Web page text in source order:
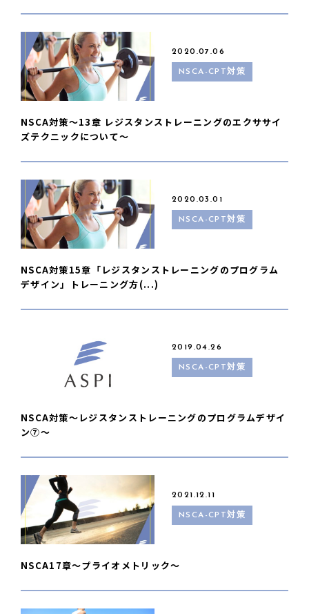
2020.07.06
NSCA-CPT対策
NSCA対策〜13章 レジスタンストレーニングのエクササイ
ズテクニックについて〜
2020.03.01
NSCA-CPT対策
NSCA対策15章「レジスタンストレーニングのプログラム
デザイン」トレーニング方(...)
2019.04.26
NSCA-CPT対策
NSCA対策〜レジスタンストレーニングのプログラムデザイ
ン⑦〜
2021.12.11
NSCA-CPT対策
NSCA17章〜プライオメトリック〜